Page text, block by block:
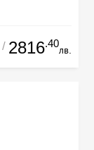
/ 2816.40
лв.